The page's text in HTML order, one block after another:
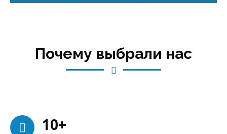
Почему выбрали нас
10+